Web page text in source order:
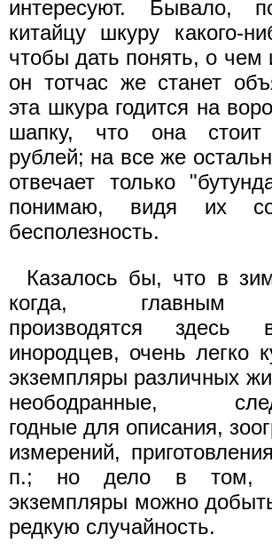
интересуют. Бывало,
китайцу шкуру какого-
чтобы дать понять, о чем
он тотчас же станет
эта шкура годится на
шапку, что она стоит
рублей; на все же
отвечает только
понимаю, видя их
бесполезность.
Казалось бы, что в
когда, главным
производятся здесь
инородцев, очень легко
экземпляры различных
неободранные,
годные для описания,
измерений,
п.; но дело в том,
экземпляры можно
редкую случайность.